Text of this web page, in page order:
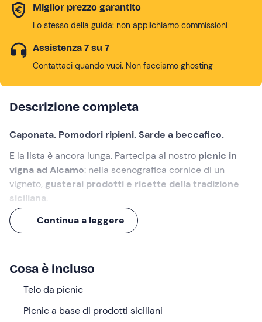
Miglior prezzo garantito
Lo stesso della guida: non applichiamo commissioni
Assistenza 7 su 7
Contattaci quando vuoi. Non facciamo ghosting
Descrizione completa
Caponata. Pomodori ripieni. Sarde a beccafico.
E la lista è ancora lunga. Partecipa al nostro picnic in
vigna ad Alcamo: nella scenografica cornice di un
vigneto, gusterai prodotti e ricette della tradizione
siciliana.
Un'esperienza di 4 ore, per scoprire la Sicilia in (e con)
tutti i sensi!
L'appuntamento è15 minuti prima dell'orario
selezionatonel punto di ritrovo ad
troveremo in una
tenuta di lusso
, sulle colline della
Sicilia Occidentale, dove avrà luogo il
Continua a leggere
Cosa è incluso
Telo da picnic
Picnic a base di prodotti siciliani